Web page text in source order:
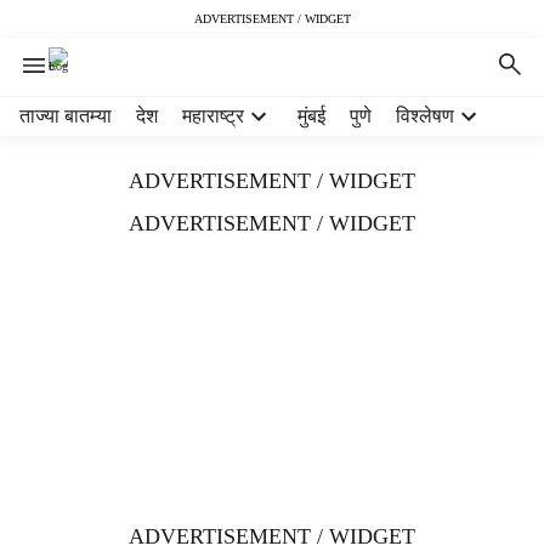
ADVERTISEMENT / WIDGET
ताज्या बातम्या देश महाराष्ट्र मुंबई पुणे विश्लेषण
ADVERTISEMENT / WIDGET
ADVERTISEMENT / WIDGET
ADVERTISEMENT / WIDGET